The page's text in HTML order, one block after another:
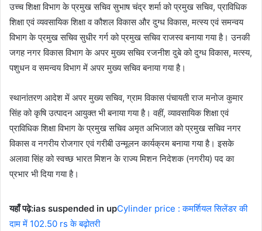
उच्च शिक्षा विभाग के प्रमुख सचिव सुभाष चंद्र शर्मा को प्रमुख सचिव, प्राविधिक
शिक्षा एवं व्यवसायिक शिक्षा व कौशल विकास और दुग्ध विकास, मत्स्य एवं समन्वय
विभाग के प्रमुख सचिव सुधीर गर्ग को प्रमुख सचिव राजस्व बनाया गया है। उनकी
जगह नगर विकास विभाग के अपर मुख्य सचिव रजनीश दुबे को दुग्ध विकास, मत्स्य,
पशुधन व समन्वय विभाग में अपर मुख्य सचिव बनाया गया है।
स्थानांतरण आदेश में अपर मुख्य सचिव, ग्राम विकास पंचायती राज मनोज कुमार
सिंह को कृषि उत्पादन आयुक्त भी बनाया गया है। वहीं, व्यावसायिक शिक्षा एवं
प्राविधिक शिक्षा विभाग के प्रमुख सचिव अमृत अभिजात को प्रमुख सचिव नगर
विकास व नगरीय रोजगार एवं गरीबी उन्मूलन कार्यक्रम बनाया गया है। इसके
अलावा सिंह को स्वच्छ भारत मिशन के राज्य मिशन निदेशक (नगरीय) पद का
प्रभार भी दिया गया है।
यहाँ पढ़े:ias suspended in upCylinder price : कमर्शियल सिलेंडर की
दाम में 102.50 rs के बढ़ोतरी